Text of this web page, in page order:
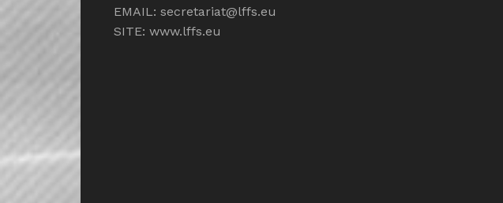
EMAIL: secretariat@lffs.eu
SITE: www.lffs.eu